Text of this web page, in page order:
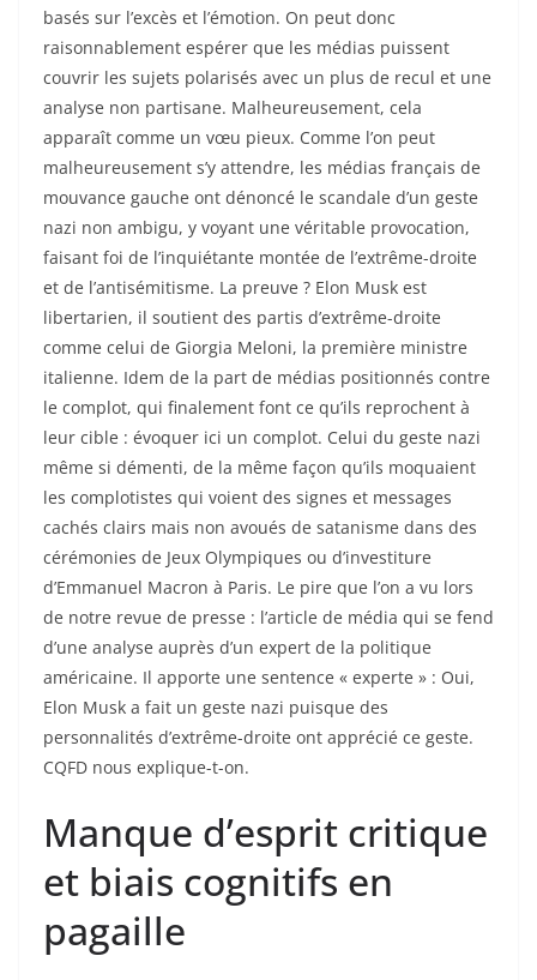
basés sur l’excès et l’émotion. On peut donc
raisonnablement espérer que les médias puissent
couvrir les sujets polarisés avec un plus de recul et une
analyse non partisane. Malheureusement, cela
apparaît comme un vœu pieux. Comme l’on peut
malheureusement s’y attendre, les médias français de
mouvance gauche ont dénoncé le scandale d’un geste
nazi non ambigu, y voyant une véritable provocation,
faisant foi de l’inquiétante montée de l’extrême-droite
et de l’antisémitisme. La preuve ? Elon Musk est
libertarien, il soutient des partis d’extrême-droite
comme celui de Giorgia Meloni, la première ministre
italienne. Idem de la part de médias positionnés contre
le complot, qui finalement font ce qu’ils reprochent à
leur cible : évoquer ici un complot. Celui du geste nazi
même si démenti, de la même façon qu’ils moquaient
les complotistes qui voient des signes et messages
cachés clairs mais non avoués de satanisme dans des
cérémonies de Jeux Olympiques ou d’investiture
d’Emmanuel Macron à Paris. Le pire que l’on a vu lors
de notre revue de presse : l’article de média qui se fend
d’une analyse auprès d’un expert de la politique
américaine. Il apporte une sentence « experte » : Oui,
Elon Musk a fait un geste nazi puisque des
personnalités d’extrême-droite ont apprécié ce geste.
CQFD nous explique-t-on.
Manque d’esprit critique
et biais cognitifs en
pagaille